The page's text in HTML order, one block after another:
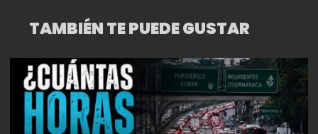
PIZARRO.
TAMBIÉN TE PUEDE GUSTAR